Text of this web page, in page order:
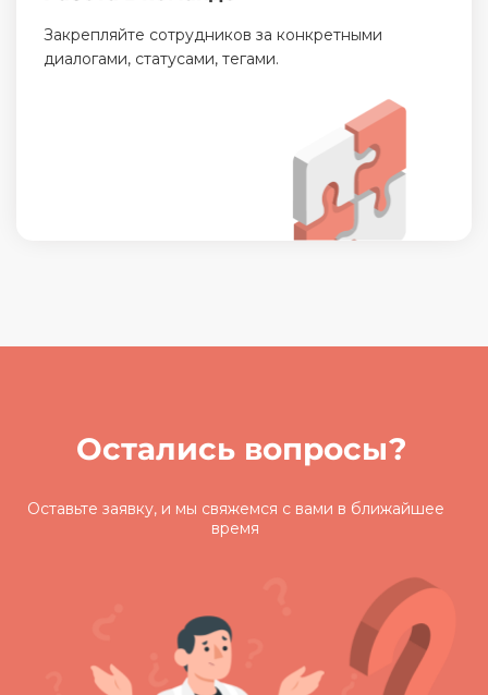
Закрепляйте сотрудников за конкретными
диалогами, статусами, тегами.
Остались вопросы?
Оставьте заявку, и мы свяжемся с вами в ближайшее
время